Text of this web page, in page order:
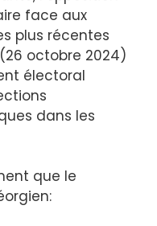
face aux
plus récentes
octobre 2024)
électoral
dans les
que le